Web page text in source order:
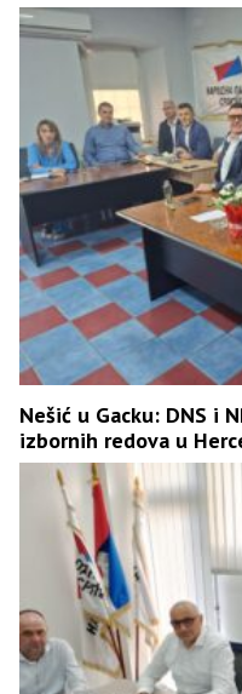
Nešić u Gacku: DNS i
izbornih redova u